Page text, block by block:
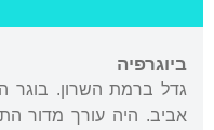
ביוגרפיה
גדל ברמת השרון. בוגר
אביב. היה עורך מדור